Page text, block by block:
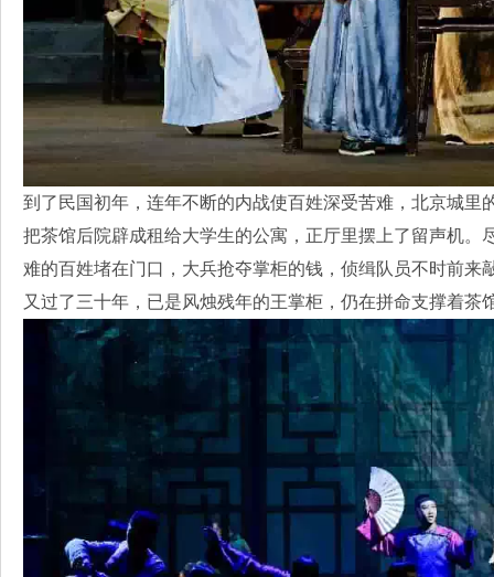
到了民国初年，连年不断的内战使百姓深受苦难，北京城里
把茶馆后院辟成租给大学生的公寓，正厅里摆上了留声机。
难的百姓堵在门口，大兵抢夺掌柜的钱，侦缉队员不时前来
又过了三十年，已是风烛残年的王掌柜，仍在拼命支撑着茶